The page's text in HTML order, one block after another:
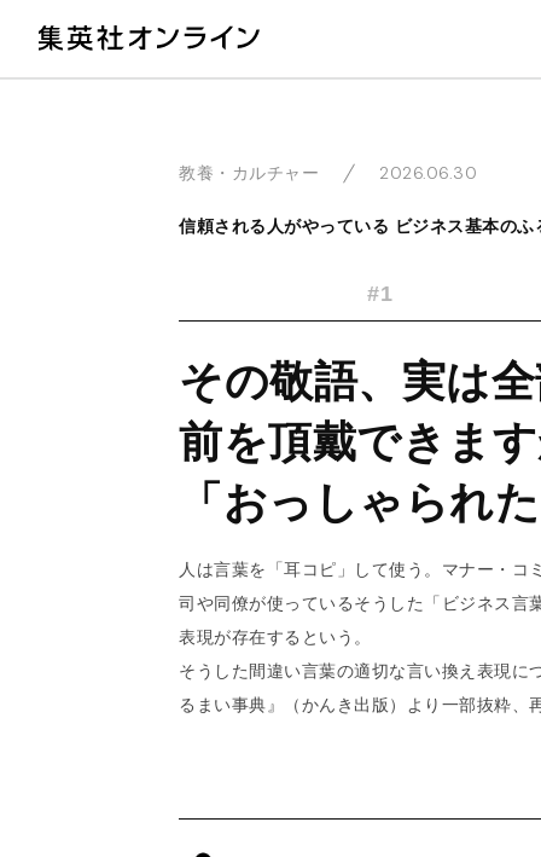
教養・カルチャー 2026.06.30
信頼される人がやっている ビジネス基本のふ
#1
その敬語、実は
前を頂戴できま
「おっしゃられ
人は言葉を「耳コピ」して使う。マナー・
司や同僚が使っているそうした「ビジネス言
表現が存在するという。
そうした間違い言葉の適切な言い換え表現
るまい事典』（かんき出版）より一部抜粋、